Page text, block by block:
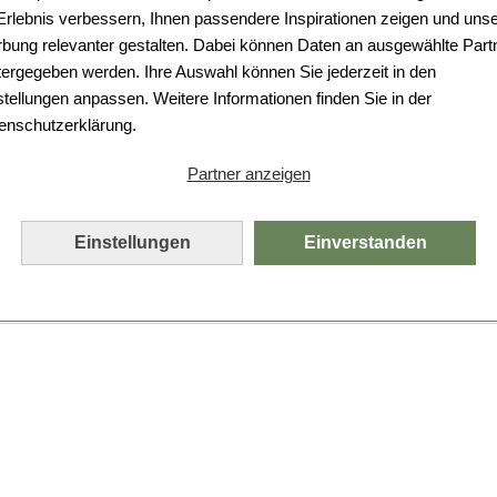
verbessern, Ihnen passendere Inspirationen zeigen und
relevanter gestalten. Dabei können Daten an ausgewählte
werden. Ihre Auswahl können Sie jederzeit in den
anpassen. Weitere Informationen finden Sie in der
Partner anzeigen
Einstellungen Einverstanden
Da ist etwas schiefgelaufen.
Leider ist ein technischer Fehler aufgetreten.
Bitte laden Sie die Seite neu.